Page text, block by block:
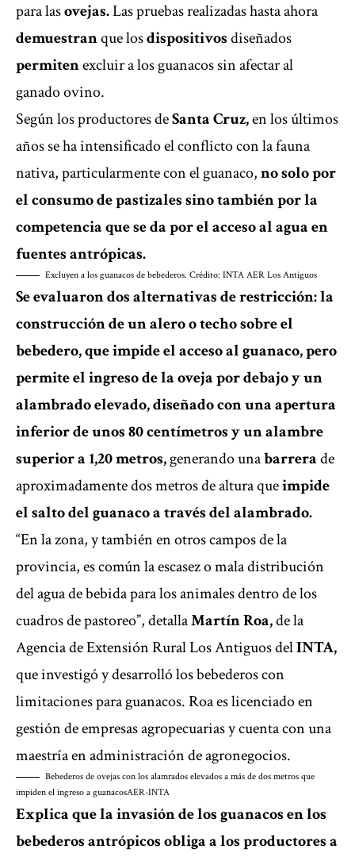
para lasovejas.Las pruebas realizadas hasta ahora
demuestranque losdispositivosdiseñados
permitenexcluir a los guanacos sin afectar al
ganado ovino.
Según los productores deSanta Cruz,en los últimos
años se ha intensificado el conflicto con la fauna
nativa, particularmente con el guanaco,no solo por
el consumo de pastizales sino también por la
competencia que se da por el acceso al agua en
fuentes antrópicas.
Excluyen a los guanacos de bebederos. Crédito: INTA AER Los Antiguos
Se evaluaron dos alternativas de restricción: la
construcción de un alero o techo sobre el
bebedero, que impide el acceso al guanaco, pero
permite el ingreso de la oveja por debajo y un
alambrado elevado, diseñado con una apertura
inferior de unos 80 centímetros y un alambre
superior a 1,20 metros,generando unabarrerade
aproximadamente dos metros de altura queimpide
el salto del guanaco a través del alambrado.
“En la zona, y también en otros campos de la
provincia, es común la escasez o mala distribución
del agua de bebida para los animales dentro de los
cuadros de pastoreo”, detallaMartín Roa,de la
Agencia de Extensión Rural Los Antiguos delINTA,
que investigó y desarrolló los bebederos con
limitaciones para guanacos. Roa es licenciado en
gestión de empresas agropecuarias y cuenta con una
maestría en administración de agronegocios.
Bebederos de ovejas con los alamrados elevados a más de dos metros que
impiden el ingreso a guanacosAER-INTA
Explica que la invasión de los guanacos en los
bebederos antrópicos obliga a los productores a